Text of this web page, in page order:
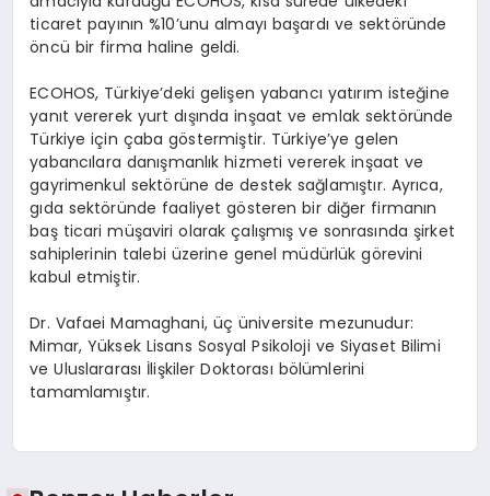
ticaret payının %10’unu almayı başardı ve sektöründe
öncü bir firma haline geldi.
ECOHOS, Türkiye’deki gelişen yabancı yatırım isteğine
yanıt vererek yurt dışında inşaat ve emlak sektöründe
Türkiye için çaba göstermiştir. Türkiye’ye gelen
yabancılara danışmanlık hizmeti vererek inşaat ve
gayrimenkul sektörüne de destek sağlamıştır. Ayrıca,
gıda sektöründe faaliyet gösteren bir diğer firmanın
baş ticari müşaviri olarak çalışmış ve sonrasında şirket
sahiplerinin talebi üzerine genel müdürlük görevini
kabul etmiştir.
Dr. Vafaei Mamaghani, üç üniversite mezunudur:
Mimar, Yüksek Lisans Sosyal Psikoloji ve Siyaset Bilimi
ve Uluslararası İlişkiler Doktorası bölümlerini
tamamlamıştır.